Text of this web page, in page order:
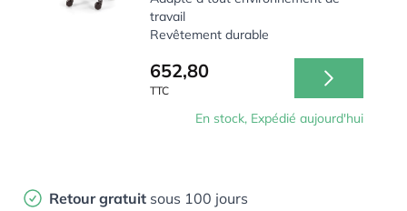
travail
Revêtement durable
652,80
TTC
En stock, Expédié aujourd'hui
Retour gratuit sous 100 jours